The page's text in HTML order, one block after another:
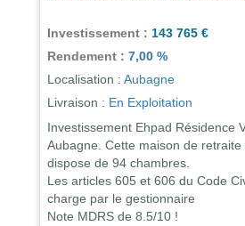
Investissement : 143 765 €
Rendement : 7,00 %
Localisation : Aubagne
Livraison : En Exploitation
Investissement Ehpad Résidence
Aubagne. Cette maison de retraite
dispose de 94 chambres.
Les articles 605 et 606 du Code
charge par le gestionnaire
Note MDRS de 8.5/10 !